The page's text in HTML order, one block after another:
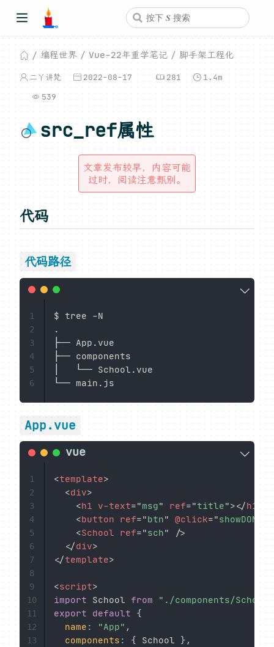
编程世界 Vue-22年重学笔记 脚手架工程化
二丫讲梵 2022-08-17 281 1.4m
539
src_ref属性
文章发布较早，内容可能
过时，阅读注意甄别。
代码
代码路径
$ tree -N
.
├── App.vue
├── components
│   └── School.vue
1
2
3
4
5
6
App.vue
<template>
<div>
<h1 v-text="msg" ref="title"></h1
<button ref="btn" @click="showDOM
<School ref="sch"
/>
</div>
</template>
<script>
import School from
"./components/
export
default
{
name : "App" ,
components : { School } ,
1
2
3
4
5
6
7
8
9
10
11
12
13